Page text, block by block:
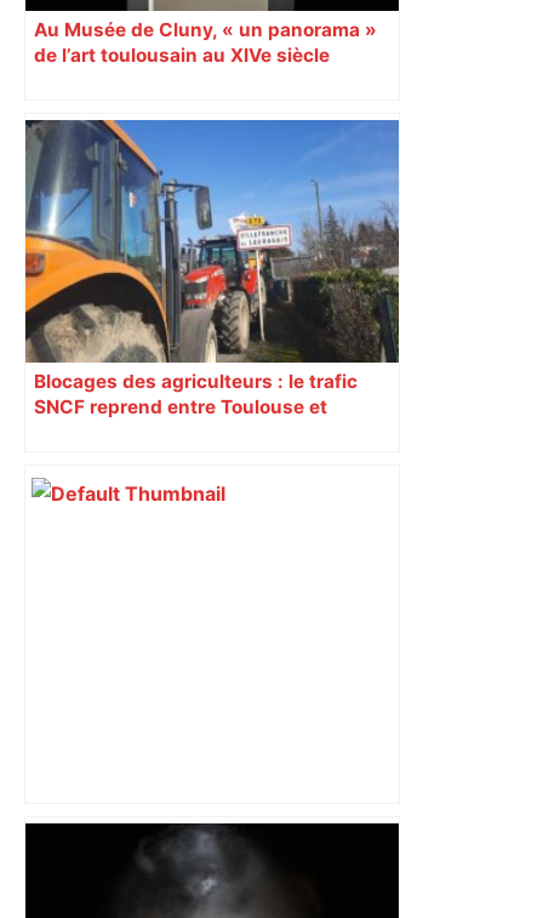
Au Musée de Cluny, « un panorama »
de l’art toulousain au XIVe siècle
Blocages des agriculteurs : le trafic
SNCF reprend entre Toulouse et
les agriculteurs manifestent malgré les
interdictions